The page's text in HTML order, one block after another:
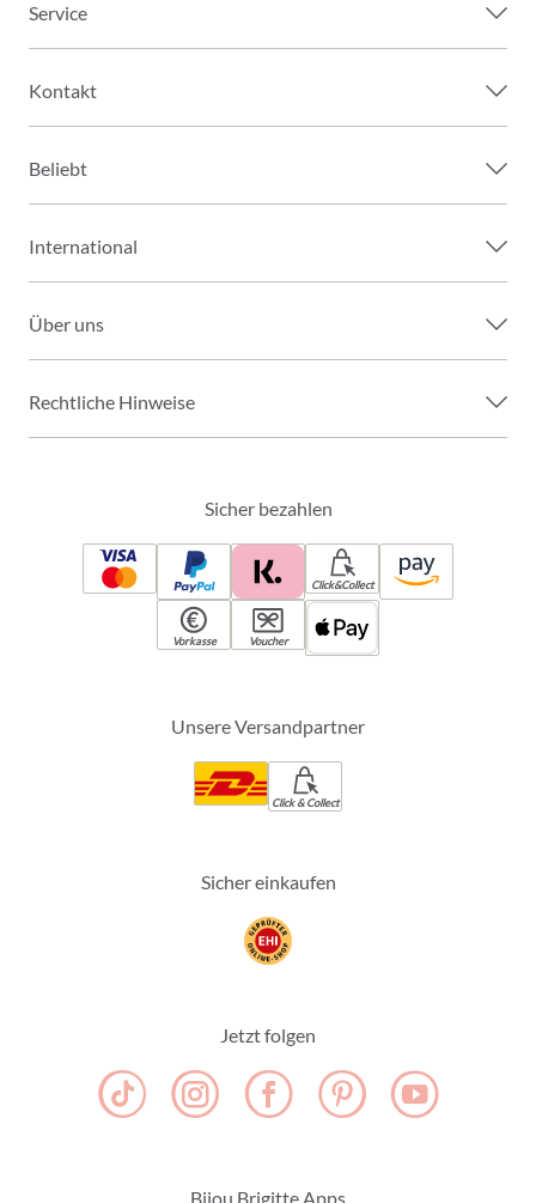
Service
Kontakt
Beliebt
International
Über uns
Rechtliche Hinweise
Sicher bezahlen
Click&Collect
Vorkasse Voucher
Unsere Versandpartner
Click & Collect
Sicher einkaufen
Jetzt folgen
Bijou Brigitte Apps